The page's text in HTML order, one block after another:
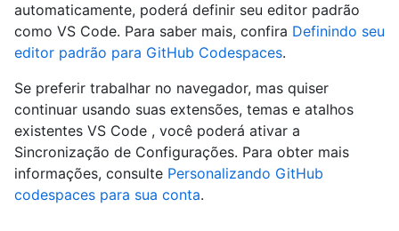
automaticamente, poderá definir seu editor padrão
como VS Code. Para saber mais, confira Definindo seu
editor padrão para GitHub Codespaces.
Se preferir trabalhar no navegador, mas quiser
continuar usando suas extensões, temas e atalhos
existentes VS Code , você poderá ativar a
Sincronização de Configurações. Para obter mais
informações, consulte Personalizando GitHub
codespaces para sua conta.